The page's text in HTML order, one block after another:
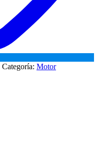
Categoría: Motor